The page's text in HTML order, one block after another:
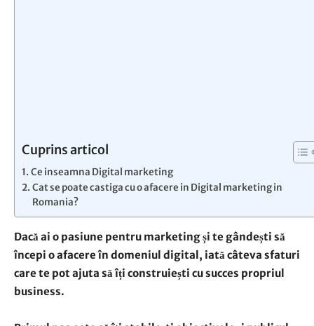
Cuprins articol
Ce inseamna Digital marketing
Cat se poate castiga cu o afacere in Digital marketing in
Romania?
Dacă ai o pasiune pentru marketing și te gândești să
începi o afacere în domeniul digital, iată câteva sfaturi
care te pot ajuta să îți construiești cu succes propriul
business.